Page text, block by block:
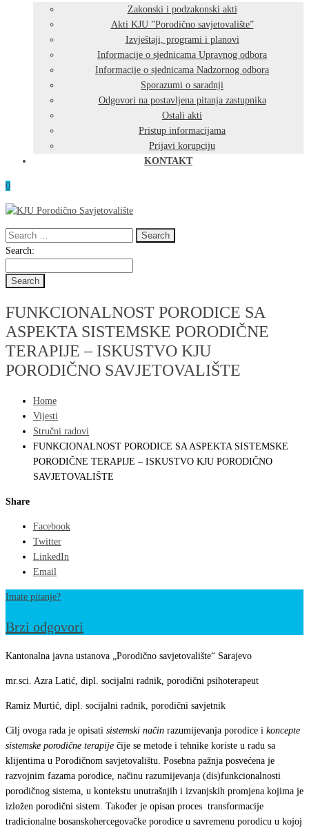
Zakonski i podzakonski akti
Akti KJU ”Porodično savjetovalište”
Izvještaji, programi i planovi
Informacije o sjednicama Upravnog odbora
Informacije o sjednicama Nadzornog odbora
Sporazumi o saradnji
Odgovori na postavljena pitanja zastupnika
Ostali akti
Pristup informacijama
Prijavi korupciju
KONTAKT
0
Search
for:
Search
Search:
FUNKCIONALNOST PORODICE SA
ASPEKTA SISTEMSKE PORODIČNE
TERAPIJE – ISKUSTVO KJU
PORODIČNO SAVJETOVALIŠTE
Home
Vijesti
Stručni radovi
FUNKCIONALNOST PORODICE SA ASPEKTA SISTEMSKE
PORODIČNE TERAPIJE – ISKUSTVO KJU PORODIČNO
SAVJETOVALIŠTE
Share
Facebook
Twitter
LinkedIn
Email
Imate pitanje?
Brzi odgovori
FUNKCIONALNOST
PORODICE
ASPEKTA
SISTEMSKE
PORODIČNE
TERAPIJE
–
ISKUSTVO
Kantonalna javna ustanova „Porodično savjetovalište“ Sarajevo
mr.sci. Azra Latić, dipl. socijalni radnik, porodični psihoterapeut
Ramiz Murtić, dipl. socijalni radnik, porodični savjetnik
Cilj ovoga rada je opisati sistemski način razumijevanja porodice i koncepte
sistemske porodične terapije čije se metode i tehnike koriste u radu sa
klijentima u Porodičnom savjetovalištu. Posebna pažnja posvećena je
razvojnim fazama porodice, načinu razumijevanja (dis)funkcionalnosti
porodičnog sistema, u kontekstu unutrašnjih i izvanjskih promjena kojima je
izložen porodični sistem. Također je opisan proces transformacije
tradicionalne bosanskohercegovačke porodice u savremenu porodicu u kojoj